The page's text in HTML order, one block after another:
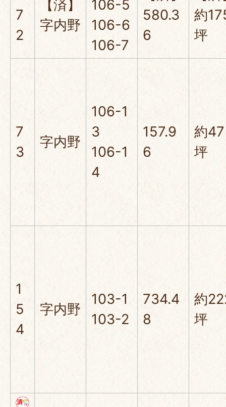
7
2
【済】
字内野
106-5
106-6
106-7
580.3
6
約
坪
7
3
字内野
106-1
3
106-1
4
157.9
6
約47
坪
1
5
4
字内野
103-1
103-2
734.4
8
約
坪